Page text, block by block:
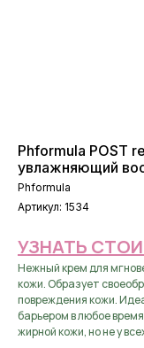
Phformula POST
увлажняющий
Phformula
Артикул: 1534
УЗНАТЬ
Нежный крем для
кожи. Образует
повреждения кожи.
барьером в любое
жирной кожи, но не у